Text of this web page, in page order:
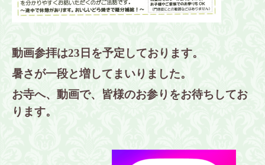
動画参拝は23日を予定しております。
暑さが一段と増してまいりました。
お寺へ、動画で、皆様のお参りをお待ちしてお
ります。